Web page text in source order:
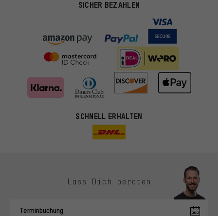
SICHER BEZAHLEN
SCHNELL ERHALTEN
Lass Dich beraten
Terminbuchung
Du bekommst, statt zufälliger Werbung, genauer passende